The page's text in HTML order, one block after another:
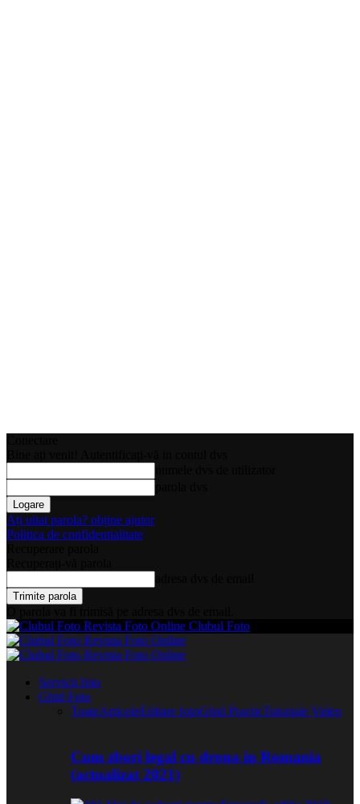
Ați uitat parola? obține ajutor
Politica de confidentialitate
Clubul Foto
Servicii foto
Ghid Foto
ToateArticoleEditare fotoGhid PracticTutoriale Video
Cum zbori legal cu drona in Romania
(actualizat 2021)